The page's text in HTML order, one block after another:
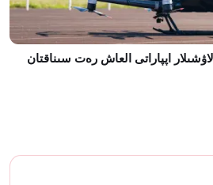
اپپاراتى العاش رەت سىناقتان